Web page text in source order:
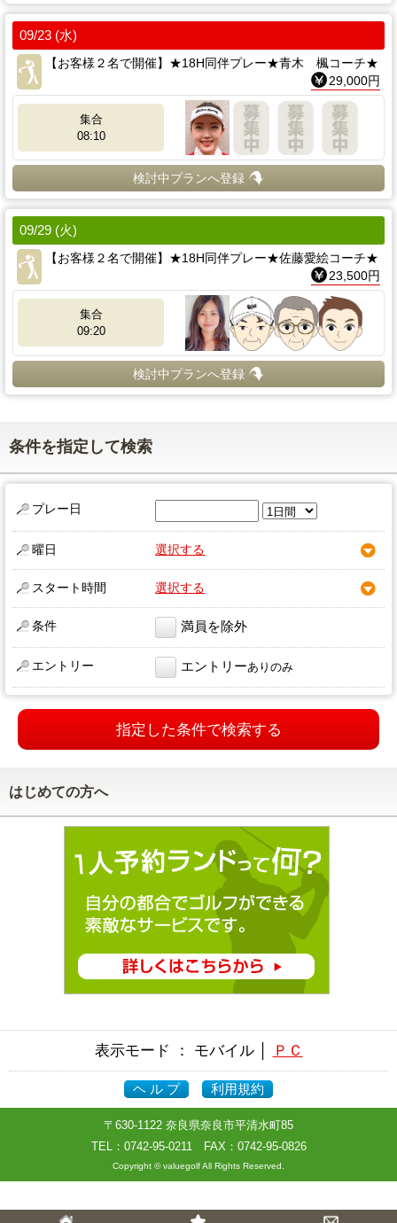
09/23 (水)
【お客様２名で開催】★18H同伴プレー★青木 楓コーチ★
29,000円
集合
08:10
検討中プランへ登録
09/29 (火)
【お客様２名で開催】★18H同伴プレー★佐藤愛絵コーチ★
23,500円
集合
09:20
検討中プランへ登録
条件を指定して検索
プレー日
曜日 選択する
スタート時間 選択する
条件 満員を除外
エントリー エントリーありのみ
指定した条件で検索する
はじめての方へ
表示モード ： モバイル │ ＰＣ
ヘ ル プ 利用規約
〒630-1122 奈良県奈良市平清水町85
TEL： 0742-95-0211 FAX：0742-95-0826
Copyright © valuegolf All Rights Reserved.